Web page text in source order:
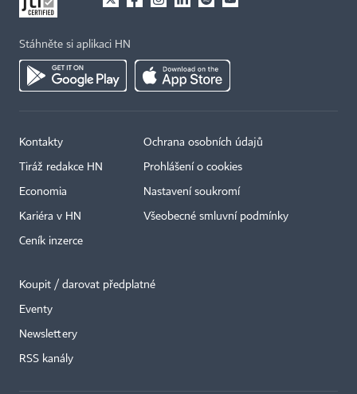
Stáhněte si aplikaci HN
Kontakty
Tiráž redakce HN
Economia
Kariéra v HN
Ceník inzerce
Ochrana osobních údajů
Prohlášení o cookies
Nastavení soukromí
Všeobecné smluvní podmínky
Koupit / darovat předplatné
Eventy
Newslettery
RSS kanály